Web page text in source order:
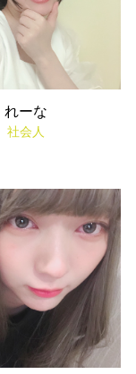
れーな
社会人